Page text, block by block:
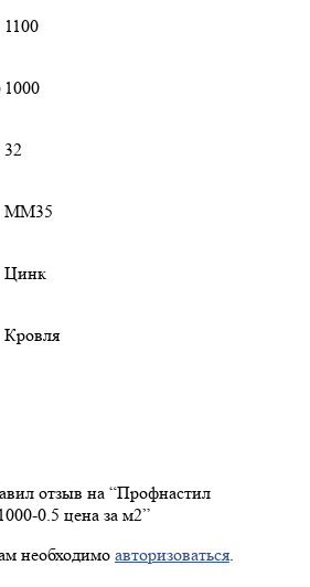
1100
1000
32
ММ35
Цинк
Кровля
отзыв на “Профнастил
0.5 цена за м2”
необходимо авторизоваться.